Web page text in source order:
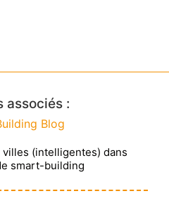
associés :
villes (intelligentes) dans
smart-building